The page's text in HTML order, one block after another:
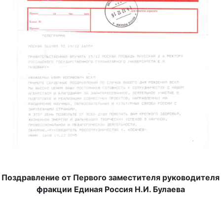
Поздравление от Первого заместителя руководителя
фракции Единая Россия Н.И. Булаева